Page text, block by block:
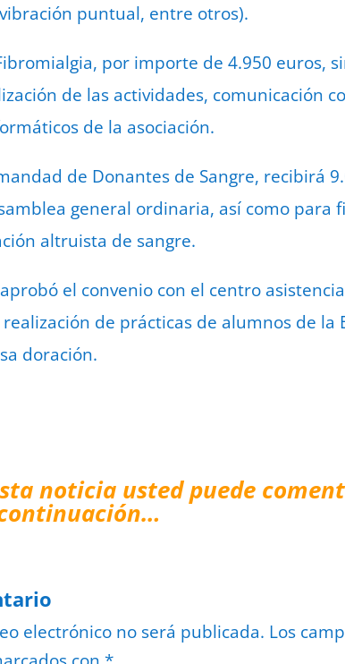
puntual, entre otros).
por importe de 4.950 euros,
de las actividades, comunicación
de la asociación.
de Donantes de Sangre, recibirá
general ordinaria, así como para
altruista de sangre.
el convenio con el centro
de prácticas de alumnos de la
doración.
noticia usted puede
electrónico no será publicada. Los